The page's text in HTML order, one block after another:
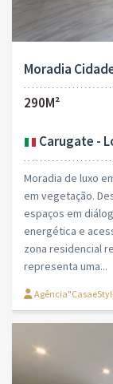
Moradia
290M²
Carugate -
Moradia de luxo
em vegetação.
espaços em
energética e
zona residencial
representa uma...